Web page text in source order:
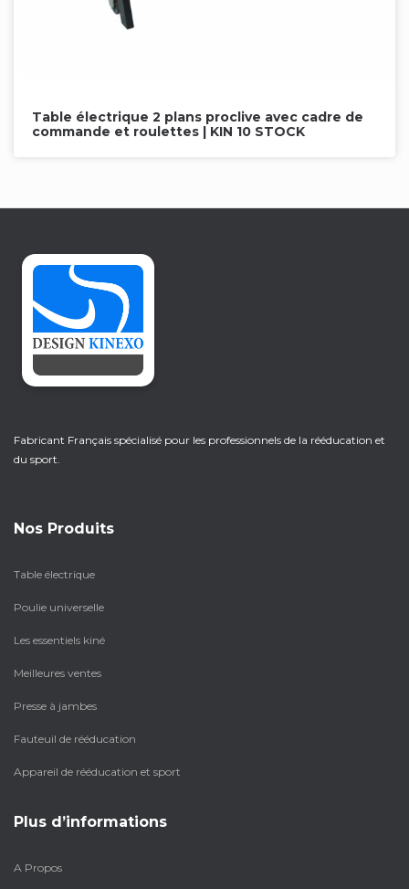
Table électrique 2 plans proclive avec cadre de
commande et roulettes | KIN 10 STOCK
Fabricant Français spécialisé pour les professionnels de la rééducation et
du sport.
Nos Produits
Table électrique
Poulie universelle
Les essentiels kiné
Meilleures ventes
Presse à jambes
Fauteuil de rééducation
Appareil de rééducation et sport
Plus d’informations
A Propos